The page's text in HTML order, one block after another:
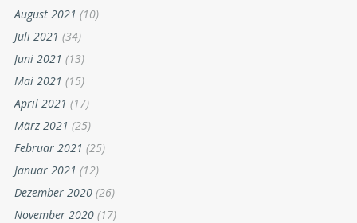
August 2021 (10)
Juli 2021 (34)
Juni 2021 (13)
Mai 2021 (15)
April 2021 (17)
März 2021 (25)
Februar 2021 (25)
Januar 2021 (12)
Dezember 2020 (26)
November 2020 (17)